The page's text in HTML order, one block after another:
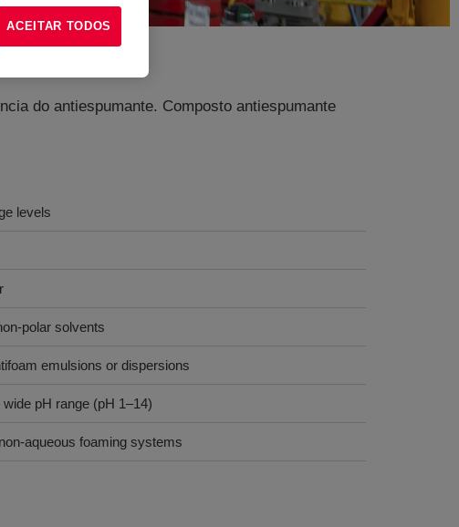
do antiespumante. Composto antiespumante
levels
polar solvents
emulsions or dispersions
pH range (pH 1–14)
aqueous foaming systems
ACEITAR TODOS